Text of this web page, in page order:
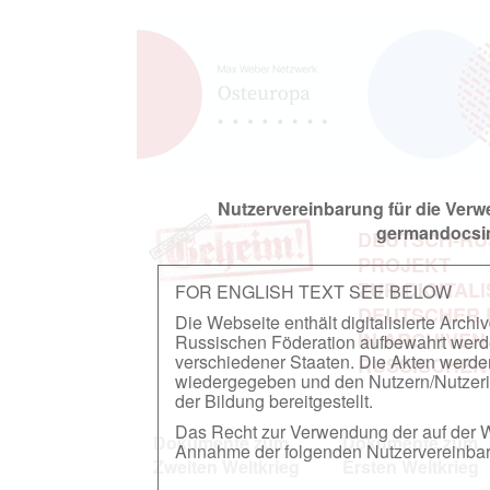
Nutzervereinbarung für die
FOR ENGLISH TEXT SEE BELOW
Die Webseite enthält digitalisierte
Russischen Föderation aufbewahrt
verschiedener Staaten. Die Akten
wiedergegeben und den Nutzern/
der Bildung bereitgestellt.
Das Recht zur Verwendung der auf der
Annahme der folgenden
DEUTSCH-
PROJEKT
ZUR
DEUTSCHER
IN
Dokumente zum
Zweiten Weltkrieg
Dokumente zum
Ersten Weltkrieg